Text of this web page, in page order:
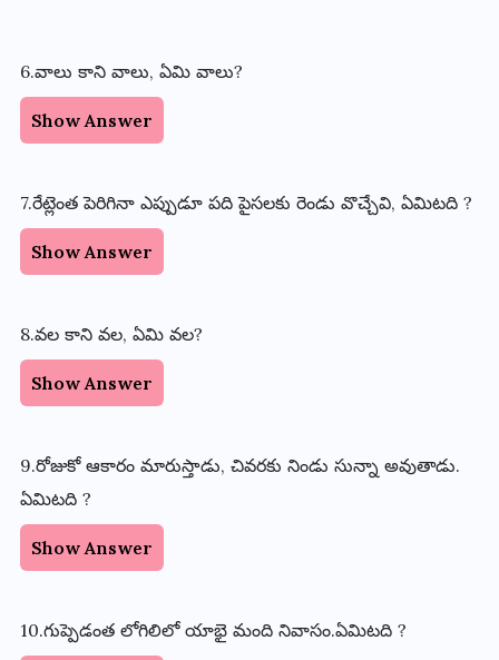
6.వాలు కాని వాలు, ఏమి వాలు?
Show Answer
7.రేట్లెంత పెరిగినా ఎప్పుడూ పది పైసలకు రెండు వొచ్చేవి, ఏమిటది ?
Show Answer
8.వల కాని వల, ఏమి వల?
Show Answer
9.రోజుకో ఆకారం మారుస్తాడు, చివరకు నిండు సున్నా అవుతాడు.
ఏమిటది ?
Show Answer
10.గుప్పెడంత లోగిలిలో యాభై మంది నివాసం.ఏమిటది ?